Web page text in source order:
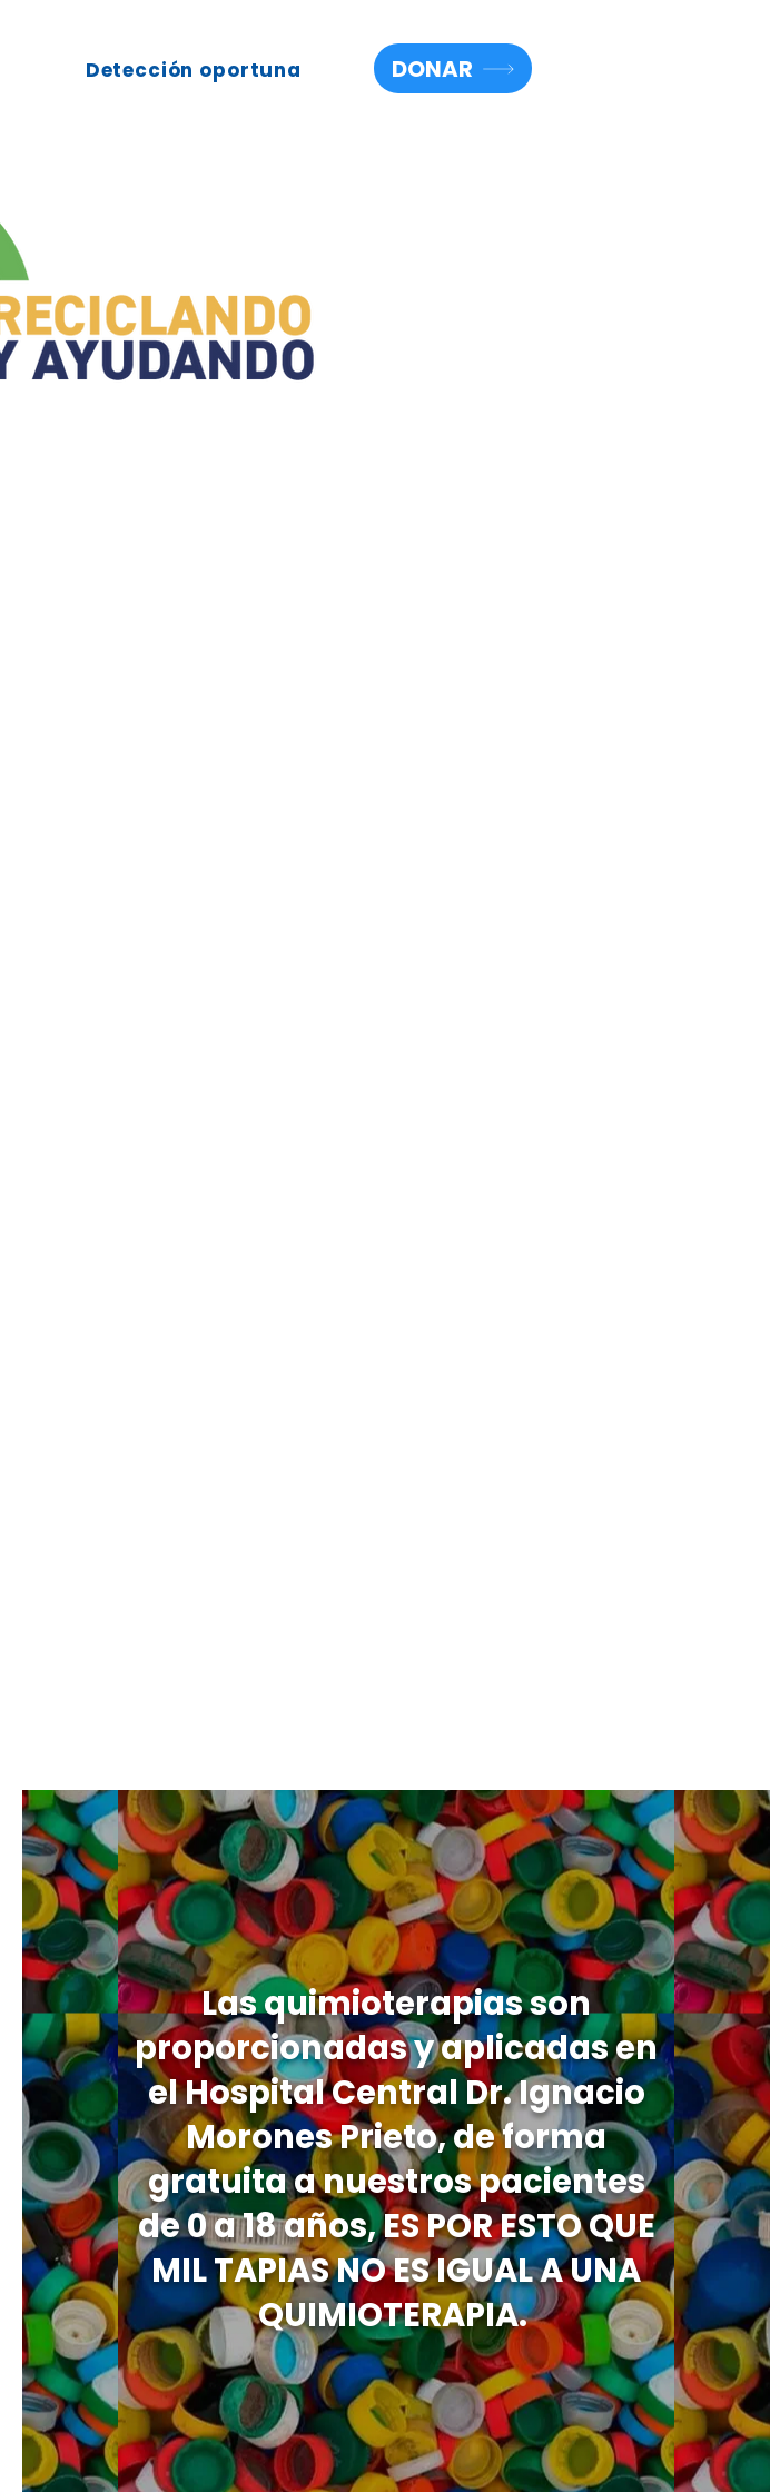
Detección oportuna DONAR
Las quimioterapias son
proporcionadas y aplicadas en
el Hospital Central Dr. Ignacio
Morones Prieto, de forma
gratuita a nuestros pacientes
de 0 a 18 años, ES POR ESTO QUE
MIL TAPIAS NO ES IGUAL A UNA
QUIMIOTERAPIA.